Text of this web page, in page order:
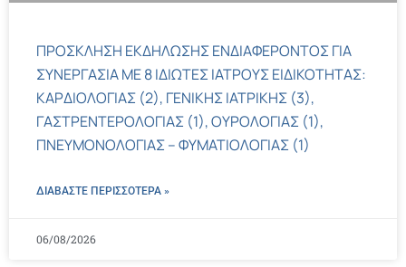
ΠΡΟΣΚΛΗΣΗ ΕΚΔΗΛΩΣΗΣ ΕΝΔΙΑΦΕΡΟΝΤΟΣ ΓΙΑ
ΣΥΝΕΡΓΑΣΙΑ ΜΕ 8 ΙΔΙΩΤΕΣ ΙΑΤΡΟΥΣ ΕΙΔΙΚΟΤΗΤΑΣ:
ΚΑΡΔΙΟΛΟΓΙΑΣ (2), ΓΕΝΙΚΗΣ ΙΑΤΡΙΚΗΣ (3),
ΓΑΣΤΡΕΝΤΕΡΟΛΟΓΙΑΣ (1), ΟΥΡΟΛΟΓΙΑΣ (1),
ΠΝΕΥΜΟΝΟΛΟΓΙΑΣ – ΦΥΜΑΤΙΟΛΟΓΙΑΣ (1)
ΔΙΑΒΑΣΤΕ ΠΕΡΙΣΣΌΤΕΡΑ »
06/08/2026